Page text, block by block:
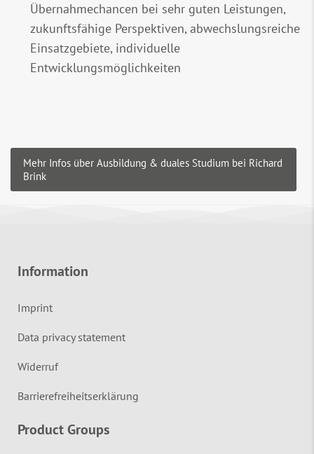
Übernahmechancen bei sehr guten Leistungen,
zukunftsfähige Perspektiven, abwechslungsreiche
Einsatzgebiete, individuelle
Entwicklungsmöglichkeiten
Mehr Infos über Ausbildung & duales Studium bei Richard
Brink
Information
Imprint
Data privacy statement
Widerruf
Barrierefreiheitserklärung
Product Groups